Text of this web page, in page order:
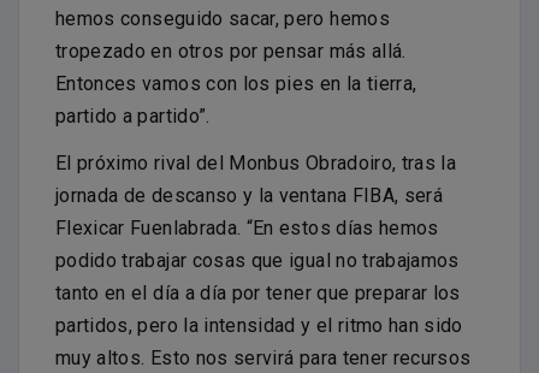
hemos conseguido sacar, pero hemos
tropezado en otros por pensar más allá.
Entonces vamos con los pies en la tierra,
partido a partido”.
El próximo rival del Monbus Obradoiro, tras la
jornada de descanso y la ventana FIBA, será
Flexicar Fuenlabrada. “En estos días hemos
podido trabajar cosas que igual no trabajamos
tanto en el día a día por tener que preparar los
partidos, pero la intensidad y el ritmo han sido
muy altos. Esto nos servirá para tener recursos